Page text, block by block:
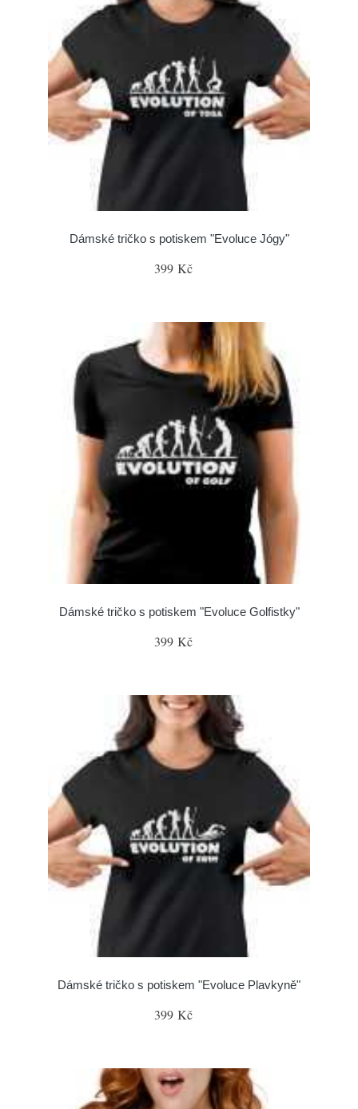
Dámské tričko s potiskem "Evoluce Jógy"
399 Kč
Dámské tričko s potiskem "Evoluce Golfistky"
399 Kč
Dámské tričko s potiskem "Evoluce Plavkyně"
399 Kč